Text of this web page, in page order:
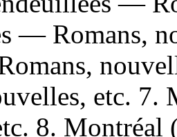
— Romans,
etc.
8.